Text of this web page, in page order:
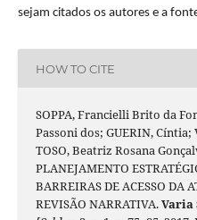
sejam citados os autores e a
HOW TO CITE
SOPPA, Francielli Brito da
Passoni dos; GUERIN,
TOSO, Beatriz Rosana
PLANEJAMENTO
BARREIRAS DE ACESSO DA
REVISÃO NARRATIVA.Varia